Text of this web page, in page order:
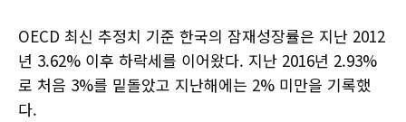
OECD 최신 추정치 기준 한국의 잠재성장률은 지난 2012
년 3.62% 이후 하락세를 이어왔다. 지난 2016년 2.93%
로 처음 3%를 밑돌았고 지난해에는 2% 미만을 기록했
다.